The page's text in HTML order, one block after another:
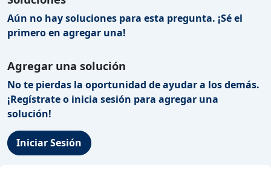
Aún no hay soluciones para esta pregunta. ¡Sé el
primero en agregar una!
Agregar una solución
No te pierdas la oportunidad de ayudar a los demás.
¡Regístrate o inicia sesión para agregar una
solución!
Iniciar Sesión